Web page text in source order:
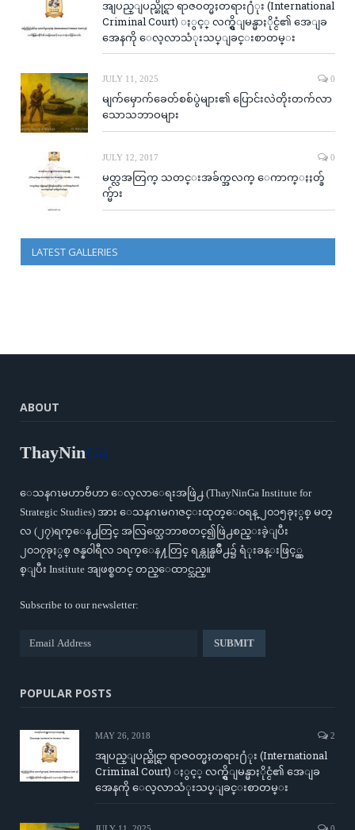
အျပည္ျပည္ဆိုင္ရာ ရာဇဝတ္မႈတရား႐ံုး (International
Criminal Court) ႏွင့္ လက္ရွိျမန္မာႏိုင္ငံ၏ အေျခ
အေနကို ေလ့လာသံုးသပ္ျခင္းစာတမ္း
JULY 11, 2025 0
မျက်မှောက်ခေတ်စစ်ပွဲများ၏ ပြောင်းလဲတိုးတက်လာ
သောသဘာဝများ
JULY 12, 2017 0
မတ္လအတြက္ သတင္းအခ်က္အလက္ ေကာက္ႏႈတ္ခ်
က္မ်ား
LATEST GALLERIES
ABOUT
ThayNinGa
ေသနဂၤမဟာဗ်ဴဟာ ေလ့လာေရးအဖြဲ႕ (ThayNinGa Institute for
Strategic Studies) အား ေသနဂၤမဂၢဇင္းထုတ္ေ၀ရန္ ၂၀၁၅ခုႏွစ္ မတ္
လ (၂၇)ရက္ေန႕တြင္ အလြတ္သေဘာစတင္၍ဖြဲ႕စည္းခဲ့ျပီး
၂၀၁၇ခုႏွစ္ ဇန္န၀ါရီလ ၁ရက္ေန႔တြင္ ရန္ကုန္ၿမိဳ႕၌ ရံုးခန္းဖြင့္လွ
စ္ျပီး Institute အျဖစ္စတင္ တည္ေထာင္သည္။
Subscribe to our newsletter:
POPULAR POSTS
MAY 26, 2018 2
အျပည္ျပည္ဆိုင္ရာ ရာဇဝတ္မႈတရား႐ံုး (International
Criminal Court) ႏွင့္ လက္ရွိျမန္မာႏိုင္ငံ၏ အေျခ
အေနကို ေလ့လာသံုးသပ္ျခင္းစာတမ္း